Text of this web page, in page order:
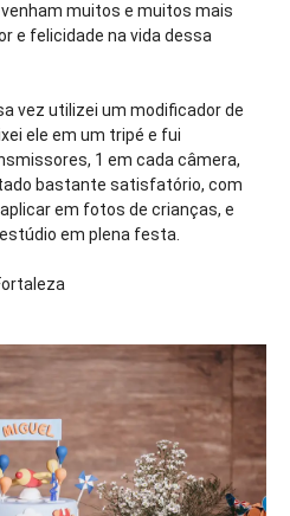
venham muitos e muitos mais
e felicidade na vida dessa
vez utilizei um modificador de
ele em um tripé e fui
1 em cada câmera,
bastante satisfatório, com
em fotos de crianças, e
em plena festa.